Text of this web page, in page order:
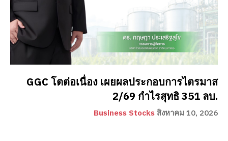
GGC โตต่อเนื่อง เผยผลประกอบการไตรมาส
2/69 กำไรสุทธิ 351 ลบ.
Business Stocks สิงหาคม 10, 2026